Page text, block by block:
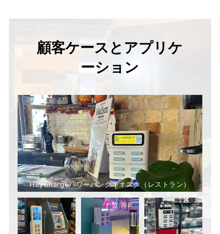
顧客ケースとアプリケ
ーション
HeyChargeパワーバンクキオスク（レストラン）